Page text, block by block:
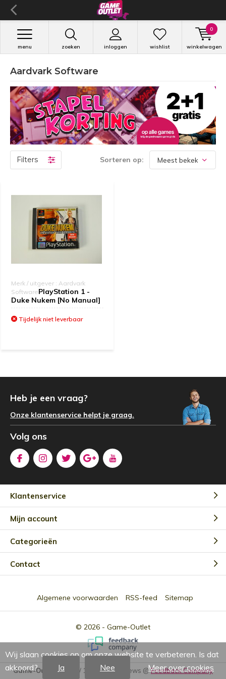
zoeken inloggen
menu wishlist winkelwagen
0
Aardvark Software
Filters Sorteren op:
Merk / uitgever : Aardvark
SoftwarePlayStation 1 -
Duke Nukem [No Manual]
Tijdelijk niet leverbaar
Heb je een vraag?
Onze klantenservice helpt je graag.
Volg ons
Klantenservice
Mijn account
Categorieën
Contact
© 2026 - Game-Outlet
Algemene voorwaarden RSS-feed Sitemap
Game-Outlet NL / 10 2301Reviews @Feedback Company
Wij slaan cookies op om onze website te verbeteren. Is dat
akkoord?
Ja Nee
Meer over cookies